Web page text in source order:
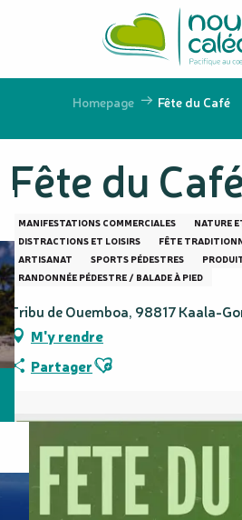
principal
Homepage Fête du Café
Fête du
MANIFESTATIONS COMMERCIALES
NATURE
DISTRACTIONS ET LOISIRS
FÊTE
ARTISANAT
SPORTS PÉDESTRES
RANDONNÉE PÉDESTRE / BALADE À PIED
Tribu de Ouemboa, 98817 Kaala-
M'y rendre
PartagerAjouter aux favoris